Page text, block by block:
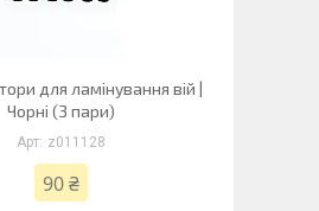
для ламінування вій |
Чорні (3 пари)
z011128
90 ₴